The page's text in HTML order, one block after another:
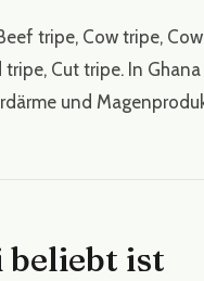
tripe, Cow tripe,
Cut tripe. In
und
beliebt ist